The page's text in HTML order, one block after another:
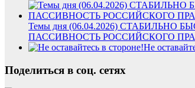
Темы дня (06.04.2026)
ПАССИВНОСТЬ РОССИЙСКОГО
Не
Поделиться в соц. сетях